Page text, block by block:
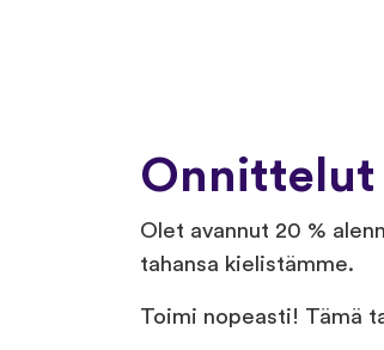
Onnittelut
Olet avannut 20 %
tahansa kielistämme.
Toimi nopeasti! Tämä